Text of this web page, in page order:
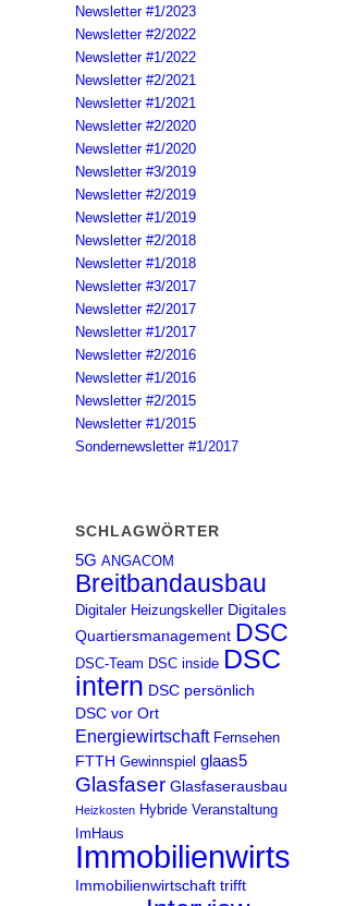
Newsletter #1/2023
Newsletter #2/2022
Newsletter #1/2022
Newsletter #2/2021
Newsletter #1/2021
Newsletter #2/2020
Newsletter #1/2020
Newsletter #3/2019
Newsletter #2/2019
Newsletter #1/2019
Newsletter #2/2018
Newsletter #1/2018
Newsletter #3/2017
Newsletter #2/2017
Newsletter #1/2017
Newsletter #2/2016
Newsletter #1/2016
Newsletter #2/2015
Newsletter #1/2015
Sondernewsletter #1/2017
SCHLAGWÖRTER
5G ANGACOM
Breitbandausbau
Digitaler Heizungskeller Digitales
Quartiersmanagement DSC
DSC-Team DSC inside DSC
intern DSC persönlich
DSC vor Ort
Energiewirtschaft Fernsehen
FTTH Gewinnspiel glaas5
Glasfaser Glasfaserausbau
Heizkosten Hybride Veranstaltung
ImHaus
Immobilienwirtschaft
Immobilienwirtschaft trifft